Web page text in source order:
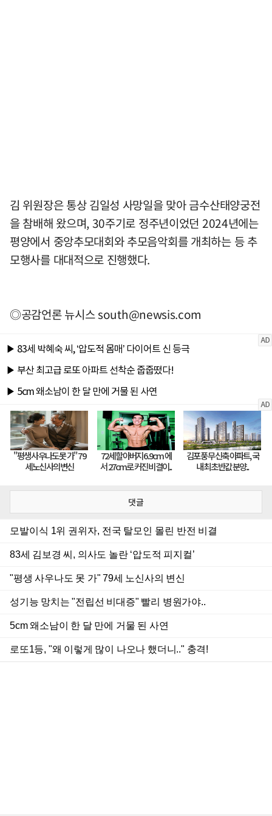
김 위원장은 통상 김일성 사망일을 맞아 금수산태양궁전
을 참배해 왔으며, 30주기로 정주년이었던 2024년에는
평양에서 중앙추모대회와 추모음악회를 개최하는 등 추
모행사를 대대적으로 진행했다.
◎공감언론 뉴시스south@newsis.com
댓글